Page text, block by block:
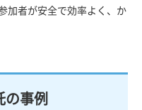
加者が安全で効率よく、か
の事例